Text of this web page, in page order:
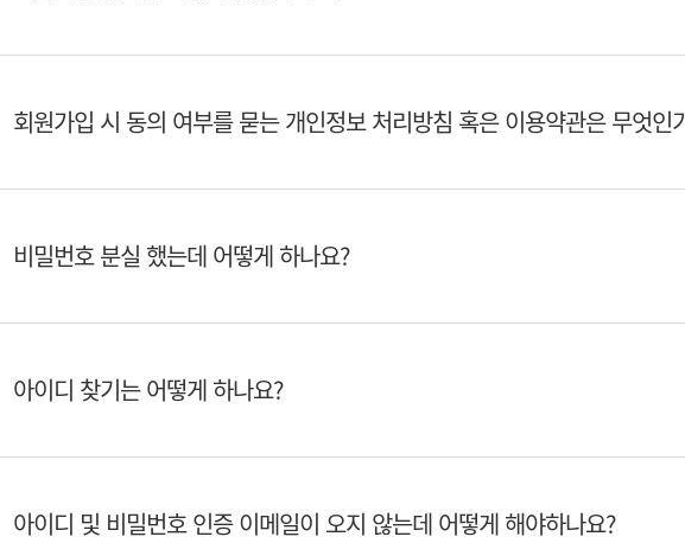
회원가입 시 동의 여부를 묻는 개인정보 처리방침 혹은 이용약관은 무엇인
비밀번호 분실 했는데 어떻게 하나요?
아이디 찾기는 어떻게 하나요?
아이디 및 비밀번호 인증 이메일이 오지 않는데 어떻게 해야하나요?